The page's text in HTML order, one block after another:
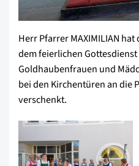
Herr Pfarrer MAXIMILIAN
dem feierlichen
Goldhaubenfrauen und
bei den Kirchentüren an die
verschenkt.